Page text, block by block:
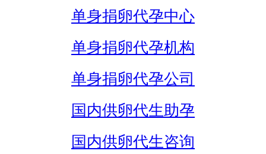
单身捐卵代孕中心
单身捐卵代孕机构
单身捐卵代孕公司
国内供卵代生助孕
国内供卵代生咨询